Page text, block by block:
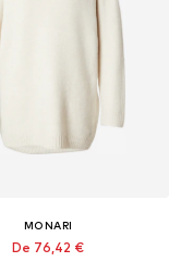
MONARI
De 76,42 €